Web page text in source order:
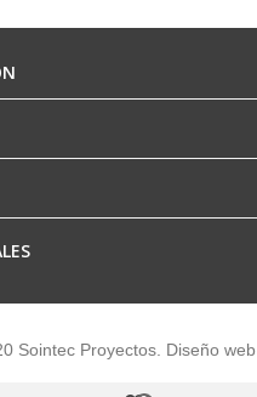
Sointec Proyectos. Diseño web